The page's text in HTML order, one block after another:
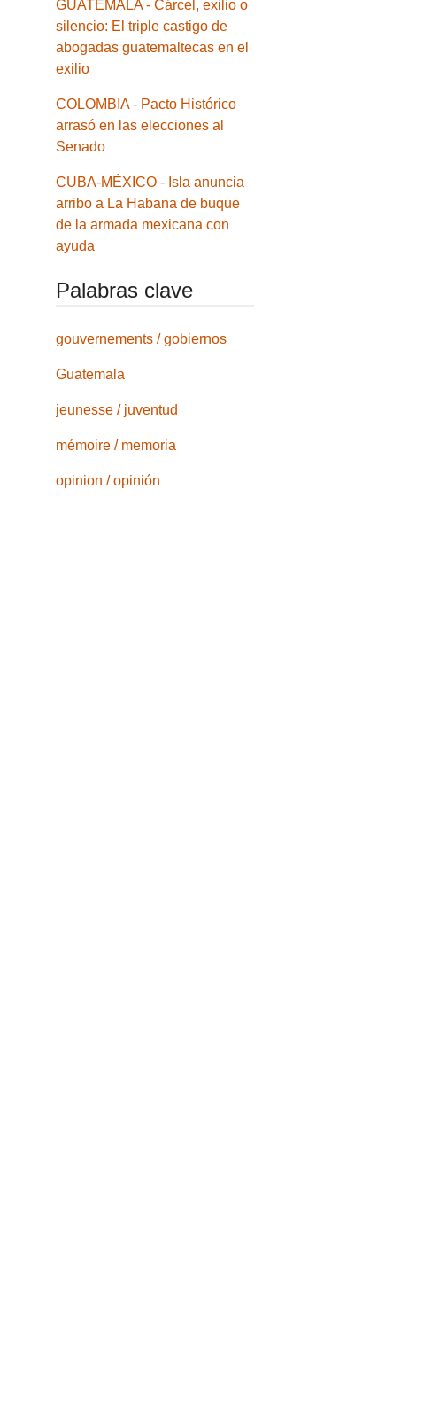
GUATEMALA - Cárcel, exilio o
silencio: El triple castigo de
abogadas guatemaltecas en el
exilio
COLOMBIA - Pacto Histórico
arrasó en las elecciones al
Senado
CUBA-MÉXICO - Isla anuncia
arribo a La Habana de buque
de la armada mexicana con
ayuda
Palabras clave
gouvernements / gobiernos
Guatemala
jeunesse / juventud
mémoire / memoria
opinion / opinión